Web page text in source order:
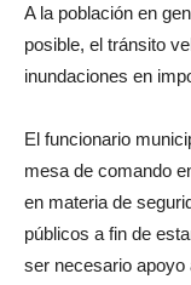
A la población en
posible, el tránsito
inundaciones en
El funcionario
mesa de comando
en materia de
públicos a fin de
ser necesario apoyo